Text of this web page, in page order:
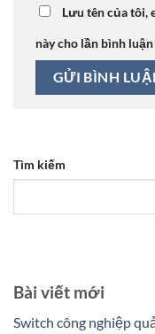
Lưu tên của tôi,
này cho lần bình
Tìm kiếm
Bài viết mới
Switch công nghiệp